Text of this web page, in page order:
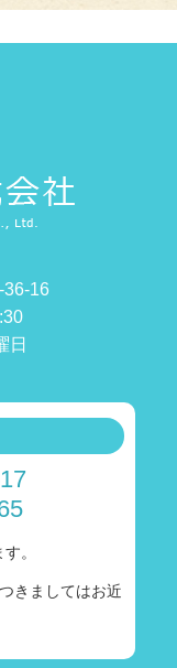
36-16
日
。
きましてはお近